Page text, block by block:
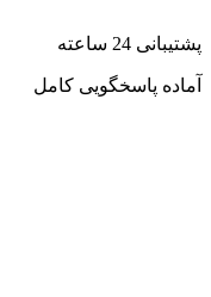
پشتیبانی 24 ساعته
آماده پاسخگویی کامل